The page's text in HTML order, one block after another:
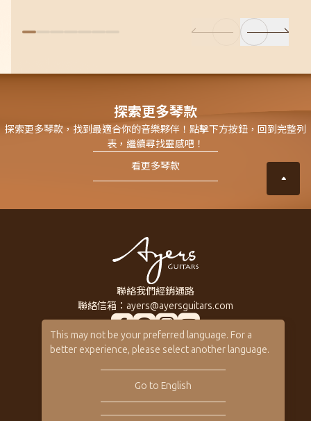
This may not be your preferred language. For a
better experience, please select another language.
Go to English
探索更多琴款
探索更多琴款，找到最適合你的音樂夥伴！點擊下方按鈕，回到完整列
表，繼續尋找靈感吧！
看更多琴款
聯絡我們經銷通路
聯絡信箱： ayers@ayersguitars.com
所有系列琴款
訂製客製琴
客製琴展示
關於Ayers
保固 / VIP
型錄下載